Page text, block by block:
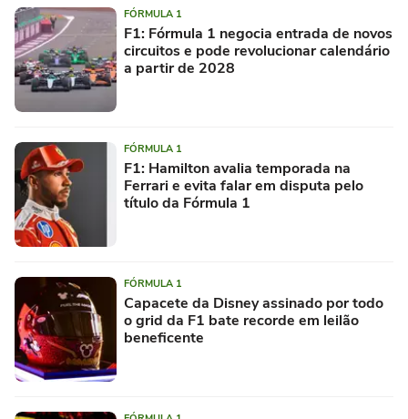
FÓRMULA 1
F1: Fórmula 1 negocia entrada de novos
circuitos e pode revolucionar calendário
a partir de 2028
FÓRMULA 1
F1: Hamilton avalia temporada na
Ferrari e evita falar em disputa pelo
título da Fórmula 1
FÓRMULA 1
Capacete da Disney assinado por todo
o grid da F1 bate recorde em leilão
beneficente